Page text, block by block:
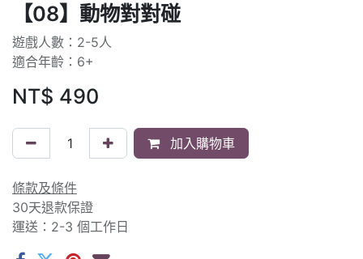
【08】動物對對碰
遊戲人數：2-5人
適合年齡：6+
NT$ 490
加入購物車
條款及條件
30天退款保證
運送：2-3 個工作日